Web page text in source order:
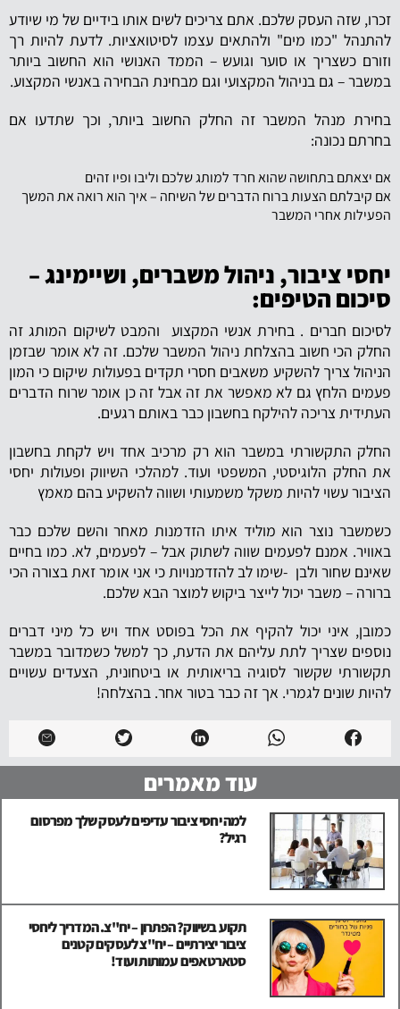
זכרו, שזה העסק שלכם. אתם צריכים לשים אותו בידיים של מי שיודע
להתנהל "כמו מים" ולהתאים עצמו לסיטואציות. לדעת להיות רך
וזורם כשצריך או סוער וגועש – הממד האנושי הוא החשוב ביותר
במשבר – גם בניהול המקצועי וגם מבחינת הבחירה באנשי המקצוע.
בחירת מנהל המשבר זה החלק החשוב ביותר, וכך שתדעו אם
בחרתם נכונה:
אם יצאתם בתחושה שהוא חרד למותג שלכם וליבו ופיו זהים
אם קיבלתם הצעות ברוח הדברים של השיחה – איך הוא רואה את המשך
הפעילות אחרי המשבר
יחסי ציבור, ניהול משברים, ושיימינג –
סיכום הטיפים:
לסיכום חברים . בחירת אנשי המקצוע והמבט לשיקום המותג זה
החלק הכי חשוב בהצלחת ניהול המשבר שלכם. זה לא אומר שבזמן
הניהול צריך להשקיע משאבים חסרי תקדים בפעולות שיקום כי המון
פעמים הלחץ גם לא מאפשר את זה אבל זה כן אומר שרוח הדברים
העתידית צריכה להילקח בחשבון כבר באותם רגעים.
החלק התקשורתי במשבר הוא רק מרכיב אחד ויש לקחת בחשבון
את החלק הלוגיסטי, המשפטי ועוד. למהלכי השיווק ופעולות יחסי
הציבור עשוי להיות משקל משמעותי ושווה להשקיע בהם מאמץ
כשמשבר נוצר הוא מוליד איתו הזדמנות מאחר והשם שלכם כבר
באוויר. אמנם לפעמים שווה לשתוק אבל – לפעמים, לא. כמו בחיים
שאינם שחור ולבן -שימו לב להזדמנויות כי אני אומר זאת בצורה הכי
ברורה – משבר יכול לייצר ביקוש למוצר הבא שלכם.
כמובן, איני יכול להקיף את הכל בפוסט אחד ויש כל מיני דברים
נוספים שצריך לתת עליהם את הדעת, כך למשל כשמדובר במשבר
תקשורתי שקשור לסוגיה בריאותית או ביטחונית, הצעדים עשויים
להיות שונים לגמרי. אך זה כבר בטור אחר. בהצלחה!
עוד מאמרים
למה יחסי ציבור עדיפים לעסק שלך מפרסום
רגיל?
תקוע בשיווק? הפתרון – יח"צ. המדריך ליחסי
ציבור יצירתיים – יח"צ לעסקים קטנים
סטארטאפים עמותות ועוד!